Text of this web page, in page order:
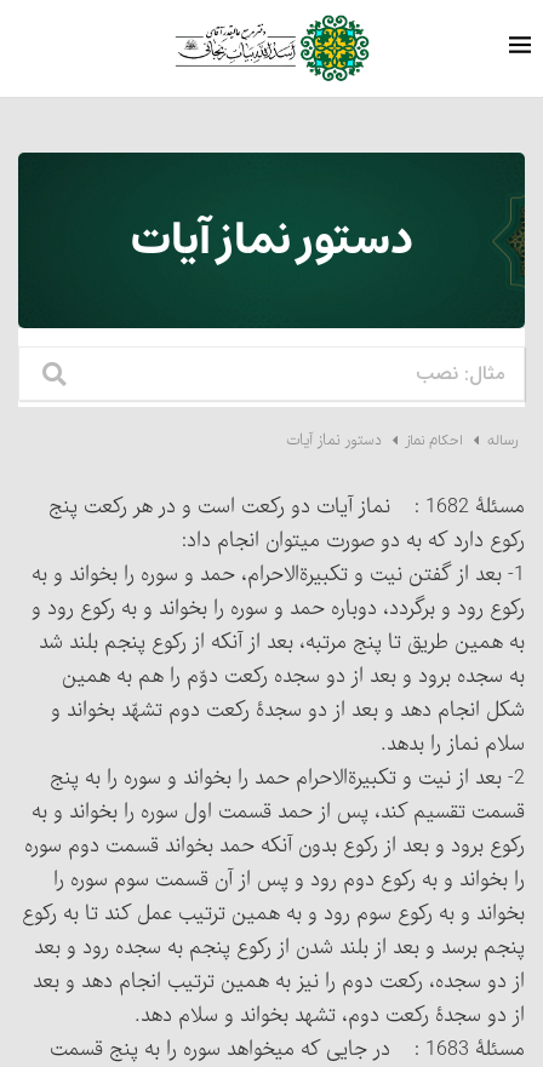
دستور نماز آیات‏
رساله احکام نماز دستور نماز آیات‏
مسئلۀ 1682 : نماز آیات دو رکعت است و در هر رکعت پنج
رکوع دارد که به دو صورت می‏توان انجام داد:
1- بعد از گفتن نیت و تکبیرة‎الاحرام، حمد و سوره را بخواند و به
رکوع رود و برگردد، دوباره حمد و سوره را بخواند و به رکوع رود و
به همین طریق تا پنج مرتبه، بعد از آنکه از رکوع پنجم بلند شد
به سجده برود و بعد از دو سجده رکعت دوّم را هم به همین
شکل انجام دهد و بعد از دو سجدۀ رکعت دوم تشهّد بخواند و
سلام نماز را بدهد.
2- بعد از نیت و تکبیرة‎الاحرام حمد را بخواند و سوره را به پنج
قسمت تقسیم کند، پس از حمد قسمت اول سوره را بخواند و به
رکوع برود و بعد از رکوع بدون آنکه حمد بخواند قسمت دوم سوره
را بخواند و به رکوع دوم رود و پس از آن قسمت سوم سوره را
بخواند و به رکوع سوم رود و به همین ترتیب عمل کند تا به رکوع
پنجم برسد و بعد از بلند شدن از رکوع پنجم به سجده رود و بعد
از دو سجده، رکعت دوم را نیز به همین ترتیب انجام دهد و بعد
از دو سجدۀ رکعت دوم، تشهد بخواند و سلام دهد.
مسئلۀ 1683 : در جایی که می‏خواهد سوره را به پنج قسمت